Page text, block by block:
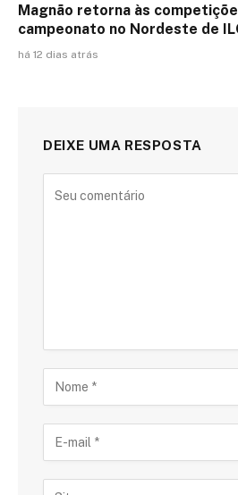
Magnão retorna às
campeonato no Nordeste de
há 12 dias atrás
DEIXE UMA RESPOSTA